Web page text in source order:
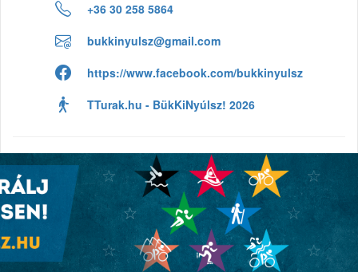
+36 30 258 5864
bukkinyulsz@gmail.com
https://www.facebook.com/bukkinyulsz
TTurak.hu - BükKiNyúlsz! 2026